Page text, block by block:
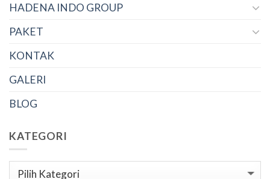
HADENA INDO GROUP
PAKET
KONTAK
GALERI
BLOG
KATEGORI
Kategori